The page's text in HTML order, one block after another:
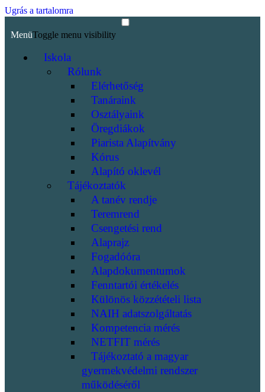
Ugrás a tartalomra
MenüToggle menu visibility
Iskola
Rólunk
Elérhetőség
Tanáraink
Osztályaink
Öregdiákok
Piarista Alapítvány
Kórus
Alapító oklevél
Tájékoztatók
A tanév rendje
Teremrend
Csengetési rend
Alaprajz
Fogadóóra
Alapdokumentumok
Fenntartói értékelés
Különös közzétételi lista
NAIH adatszolgáltatás
Kompetencia mérés
NETFIT mérés
Tájékoztató a magyar
gyermekvédelmi rendszer
működéséről